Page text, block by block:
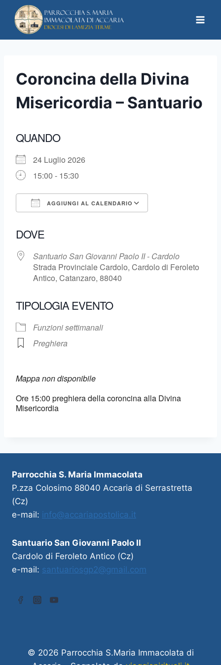
Coroncina della Divina
Misericordia – Santuario
QUANDO
24 Luglio 2026
15:00 - 15:30
AGGIUNGI AL CALENDARIO
DOVE
Santuario San Giovanni Paolo II - Cardolo
Strada Provinciale Cardolo, Cardolo di Feroleto
Antico, Catanzaro, 88040
TIPOLOGIA EVENTO
Funzioni settimanali
Preghiera
Mappa non disponibile
Ore 15:00 preghiera della coroncina alla Divina
Misericordia
Parrocchia S. Maria Immacolata
P.zza Colosimo 88040 Accaria di Serrastretta
(Cz)
e-mail: info@accariapostolica.it
Santuario San Giovanni Paolo II
Cardolo di Feroleto Antico (Cz)
e-mail: santuariosgp2@gmail.com
© 2026 Parrocchia S.Maria Immacolata di